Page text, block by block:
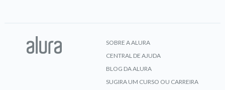
SOBRE A ALURA
CENTRAL DE AJUDA
BLOG DA ALURA
SUGIRA UM CURSO OU CARREIRA